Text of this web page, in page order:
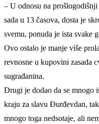
– U odnosu na
sada u 13 časova, dosta je
svemu, ponuda je ista svake
Ovo ostalo je manje više
revnosne u kupovini zasada
sugrađanina.
Drugi je dodao da se mnogo
kraju za slavu Đurđevdan,
mnogo toga nedsotaje, ali